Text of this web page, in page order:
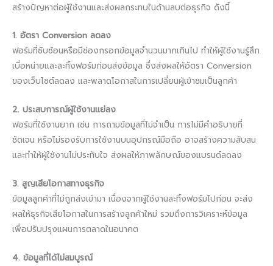
สร้างปัญหาต่อผู้ใช้งานและส่งผลกระทบในด้านลบต่อธุรกิจ ดังนี้
1. อัตรา Conversion ลดลง
ฟอร์มที่ซับซ้อนหรือมีช่องกรอกข้อมูลจำนวนมากเกินไป ทำให้ผู้ใช้งานรู้สึก
เบื่อหน่ายและละทิ้งฟอร์มก่อนส่งข้อมูล ซึ่งส่งผลให้อัตรา Conversion
ของเว็บไซต์ลดลง และพลาดโอกาสในการเปลี่ยนผู้เข้าชมเป็นลูกค้า
2. ประสบการณ์ผู้ใช้งานแย่ลง
ฟอร์มที่ใช้งานยาก เช่น การถามข้อมูลที่ไม่จำเป็น การไม่มีคำอธิบายที่
ชัดเจน หรือไม่รองรับการใช้งานบนอุปกรณ์มือถือ อาจสร้างความสับสน
และทำให้ผู้ใช้งานไม่ประทับใจ ส่งผลให้ภาพลักษณ์ของแบรนด์ลดลง
3. สูญเสียโอกาสทางธุรกิจ
ข้อมูลลูกค้าที่ไม่ถูกส่งเข้ามา เนื่องจากผู้ใช้งานละทิ้งฟอร์มไปก่อน จะส่ง
ผลให้ธุรกิจเสียโอกาสในการสร้างลูกค้าใหม่ รวมถึงการวิเคราะห์ข้อมูล
เพื่อปรับปรุงแผนการตลาดในอนาคต
4. ข้อมูลที่ได้ไม่สมบูรณ์